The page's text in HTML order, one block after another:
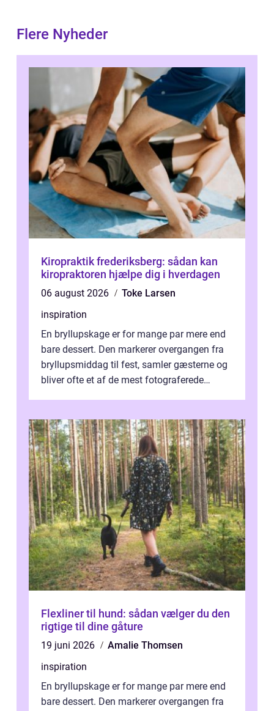
Flere Nyheder
Kiropraktik frederiksberg: sådan kan
kiropraktoren hjælpe dig i hverdagen
06 august 2026
Toke Larsen
inspiration
En bryllupskage er for mange par mere end
bare dessert. Den markerer overgangen fra
bryllupsmiddag til fest, samler gæsterne og
bliver ofte et af de mest fotograferede
Flexliner til hund: sådan vælger du den
rigtige til dine gåture
19 juni 2026
Amalie Thomsen
inspiration
En bryllupskage er for mange par mere end
bare dessert. Den markerer overgangen fra